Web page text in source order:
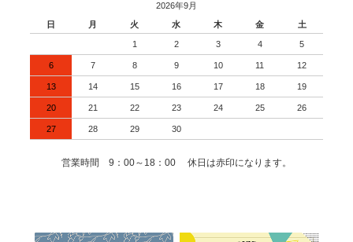
2026年9月
日
月 火 水 木 金 土
1 2 3 4 5
6 7 8 9 10 11 12
13 14 15 16 17 18 19
20 21 22 23 24 25 26
27 28 29 30
営業時間 9：00～18：00 休日は赤印になります。